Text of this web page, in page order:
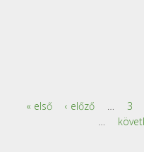
« első ‹ előző … 3
…